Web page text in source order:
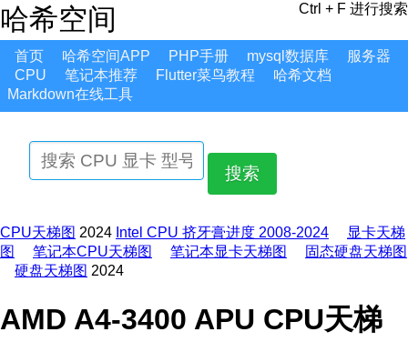
哈希空间 Ctrl + F 进行搜索
首页 哈希空间APP PHP手册 mysql数据库
服务器
CPU
笔记本推荐 Flutter菜鸟教程
哈希文档
Markdown在线工具
搜索
CPU天梯图 2024 Intel CPU 挤牙膏进度 2008-2024
显卡天梯
图
笔记本CPU天梯图 笔记本显卡天梯图
固态硬盘天梯图
硬盘天梯图 2024
AMD A4-3400 APU CPU天梯